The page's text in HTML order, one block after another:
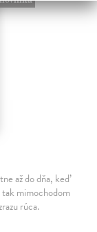
až do dňa, keď
mimochodom
rúca.